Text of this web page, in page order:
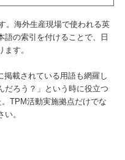
。海外生産現場で使われる英
語の索引を付けることで、日
す。
掲載されている用語も網羅し
だろう？」という時に役立つ
TPM活動実施拠点だけでな
。